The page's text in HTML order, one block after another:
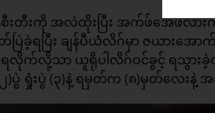
းကို အလဲထိုးပြီး အက်ဖ်အေဖလားကို
ခဲ့ရပြီး ချန်ပီယံလိဂ်မှာ ဇယားအေ
လိုက်လို့သာ ယူရိုပါလိဂ်ဝင်ခွင့် ရသွားခဲ့
၂)ပွဲ ရှုံးပွဲ (၃)နဲ့ ရမှတ်က (၈)မှတ်လေး